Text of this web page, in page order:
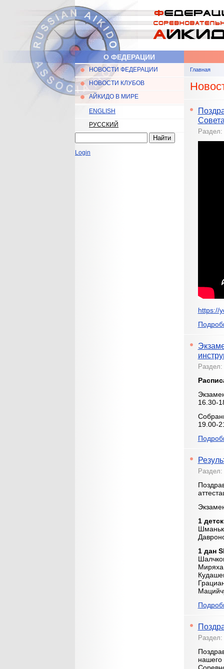
Главное меню
О ФЕДЕРАЦИИ
НОВОСТИ ФЕДЕРАЦИИ
НОВОСТИ КЛУБОВ
АЙКИДО В МИРЕ
ENGLISH
РУССКИЙ
Форма поиска
Login
ВыГлавная
Раздел:
https://
Раздел:
16.30-
19.00-
Раздел:
1
1 дан
Раздел:
нашего